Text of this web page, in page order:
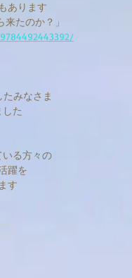
あります
来たのか？」
みなさま
た
いる方々の
躍を
す